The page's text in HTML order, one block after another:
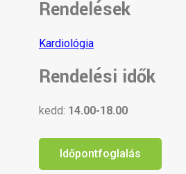
Rendelések
Kardiológia
Rendelési idők
kedd: 14.00-18.00
Időpontfoglalás